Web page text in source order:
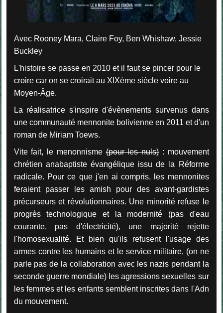
Avec Rooney Mara, Claire Foy, Ben Whishaw, Jessie
Buckley
L'histoire se passe en 2010 et il faut se pincer pour le
croire car on se croirait au XIXème siècle voire au
Moyen-Âge.
La réalisatrice s'inspire d'évènements survenus dans
une communauté mennonite bolivienne en 2011 et d'un
roman de Miriam Toews.
Vite fait, le menonnisme(pour les nuls): mouvement
chrétien anabaptiste évangélique issu de la Réforme
radicale. Pour ce que j'en ai compris, les mennonites
feraient passer les amish pour des avant-gardistes
précurseurs et révolutionnaires. Une minorité refuse le
progrès technologique et la modernité (pas d'eau
courante, pas d'électricité), une majorité rejette
l'homosexualité. Et bien qu'ils refusent l'usage des
armes contre les humains et le service militaire, (on ne
parle pas de la collaboration avec les nazis pendant la
seconde guerre mondiale) les agressions sexuelles sur
les femmes et les enfants semblent inscrites dans l'Adn
du mouvement.